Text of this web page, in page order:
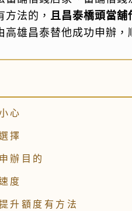
法的，
且昌泰橋頭當
高雄昌泰替他成功申辦，
心
擇
辦目的
度
升額度有方法